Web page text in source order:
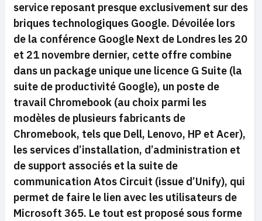
service reposant presque exclusivement sur des
briques technologiques Google. Dévoilée lors
de la conférence Google Next de Londres les 20
et 21 novembre dernier, cette offre combine
dans un package unique une licence G Suite (la
suite de productivité Google), un poste de
travail Chromebook (au choix parmi les
modèles de plusieurs fabricants de
Chromebook, tels que Dell, Lenovo, HP et Acer),
les services d’installation, d’administration et
de support associés et la suite de
communication Atos Circuit (issue d’Unify), qui
permet de faire le lien avec les utilisateurs de
Microsoft 365. Le tout est proposé sous forme